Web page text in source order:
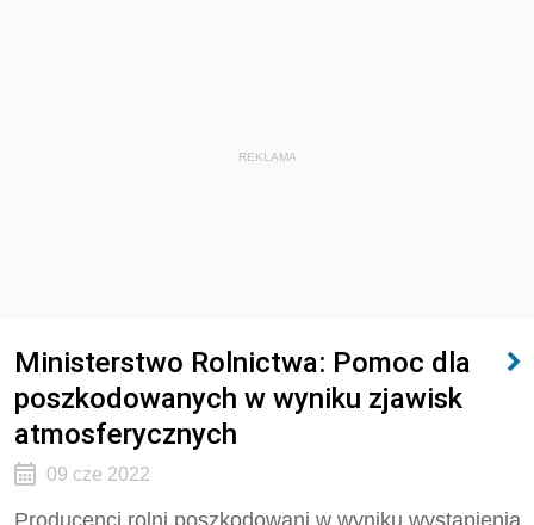
REKLAMA
Ministerstwo Rolnictwa: Pomoc dla
poszkodowanych w wyniku zjawisk
atmosferycznych
09 cze 2022
Producenci rolni poszkodowani w wyniku wystąpienia